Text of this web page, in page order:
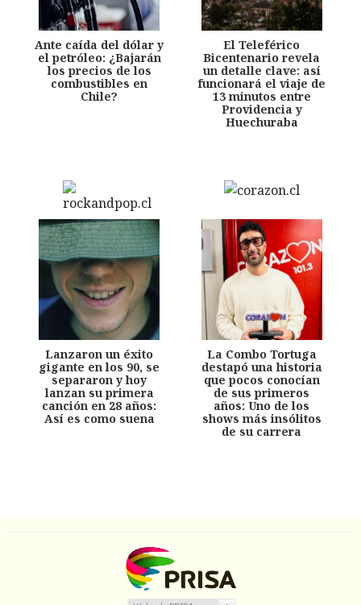
Ante caída del dólar y
el petróleo: ¿Bajarán
los precios de los
combustibles en
Chile?
El Teleférico
Bicentenario revela
un detalle clave: así
funcionará el viaje de
13 minutos entre
Providencia y
Huechuraba
Lanzaron un éxito
gigante en los 90, se
separaron y hoy
lanzan su primera
canción en 28 años:
Así es como suena
La Combo Tortuga
destapó una historia
que pocos conocían
de sus primeros
años: Uno de los
shows más insólitos
de su carrera